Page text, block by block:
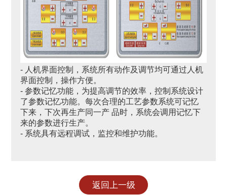
- 人机界面控制，系统所有动作及调节均可通过人机
界面控制，操作方便。
- 参数记忆功能，为提高调节的效率，控制系统设计
了参数记忆功能。每次合理的工艺参数系统可记忆
下来，下次再生产同一产 品时，系统会调用记忆下
来的参数进行生产。
- 系统具有远程调试，监控和维护功能。
返回上一级